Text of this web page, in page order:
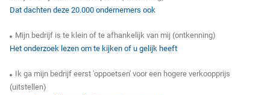
Dat dachten deze 20.000 ondernemers ook
Mijn bedrijf is te klein of te afhankelijk van mij (ontkenning)
Het onderzoek lezen om te kijken of u gelijk heeft
Ik ga mijn bedrijf eerst 'oppoetsen' voor een hogere verkoopprijs
(uitstellen)